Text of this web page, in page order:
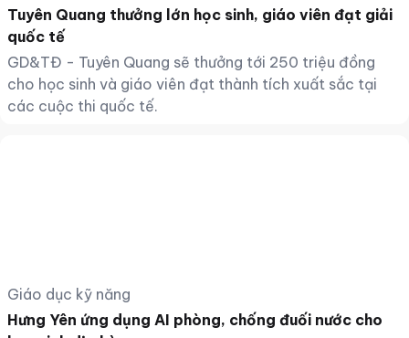
Tuyên Quang thưởng lớn học sinh, giáo viên đạt giải
quốc tế
GD&TĐ - Tuyên Quang sẽ thưởng tới 250 triệu đồng
cho học sinh và giáo viên đạt thành tích xuất sắc tại
các cuộc thi quốc tế.
Giáo dục kỹ năng
Hưng Yên ứng dụng AI phòng, chống đuối nước cho